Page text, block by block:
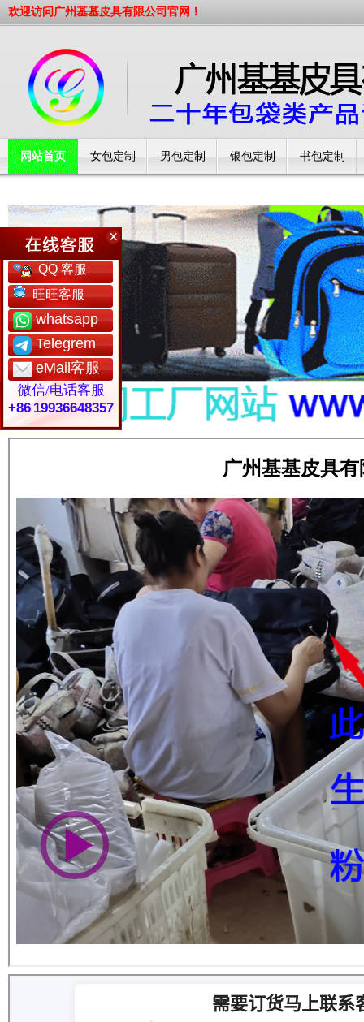
欢迎访问广州基基皮具有限公司官网！
网站首页 女包定制 男包定制 银包定制 书包定制
QQ 客服
旺旺客服
whatsapp
Telegrem
eMail客服
微信/电话客服
+86 19936648357